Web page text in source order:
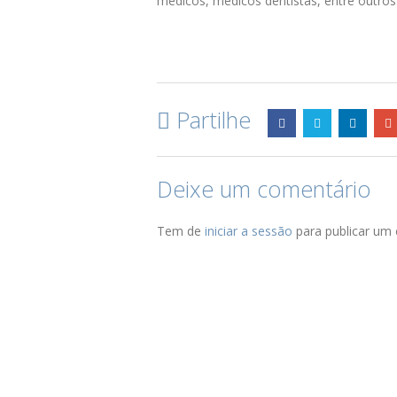
Partilhe
Deixe um comentário
Tem de iniciar a sessão para publicar um